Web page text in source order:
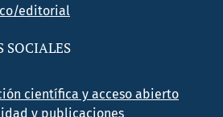
editorial
SOCIALES
científica y acceso abierto
y publicaciones